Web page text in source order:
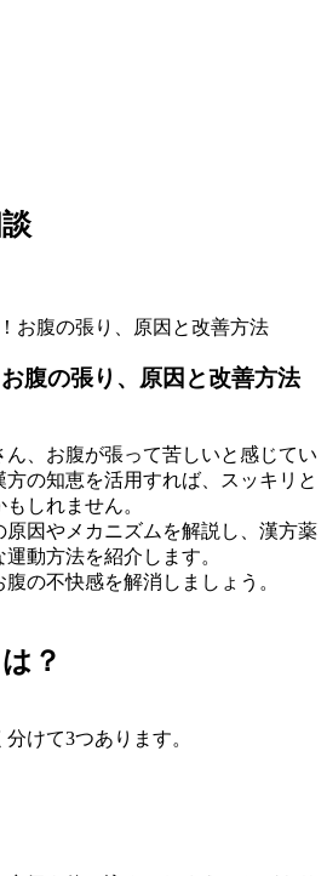
お腹の張り、原因と改善方法
腹の張り、原因と改善方法
ん、お腹が張って苦しいと感じてい
の知恵を活用すれば、スッキリと
しれません。
原因やメカニズムを解説し、漢方薬
動方法を紹介します。
の不快感を解消しましょう。
？
けて3つあります。